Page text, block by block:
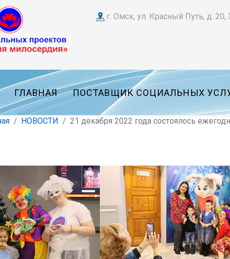
г. Омск, ул. Красный Путь, д. 20,
ГЛАВНАЯ ПОСТАВЩИК СОЦИАЛЬНЫХ
НОВОСТИ 21 декабря 2022 года состоялось